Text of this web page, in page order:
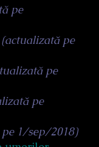
pe
(actualizată pe
pe
pe
1/sep/2018)